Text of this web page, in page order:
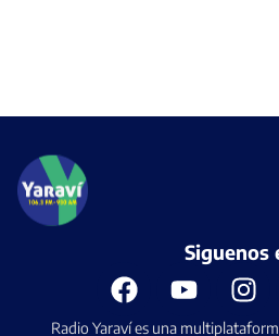
Radio Yaraví es una
Siguenos